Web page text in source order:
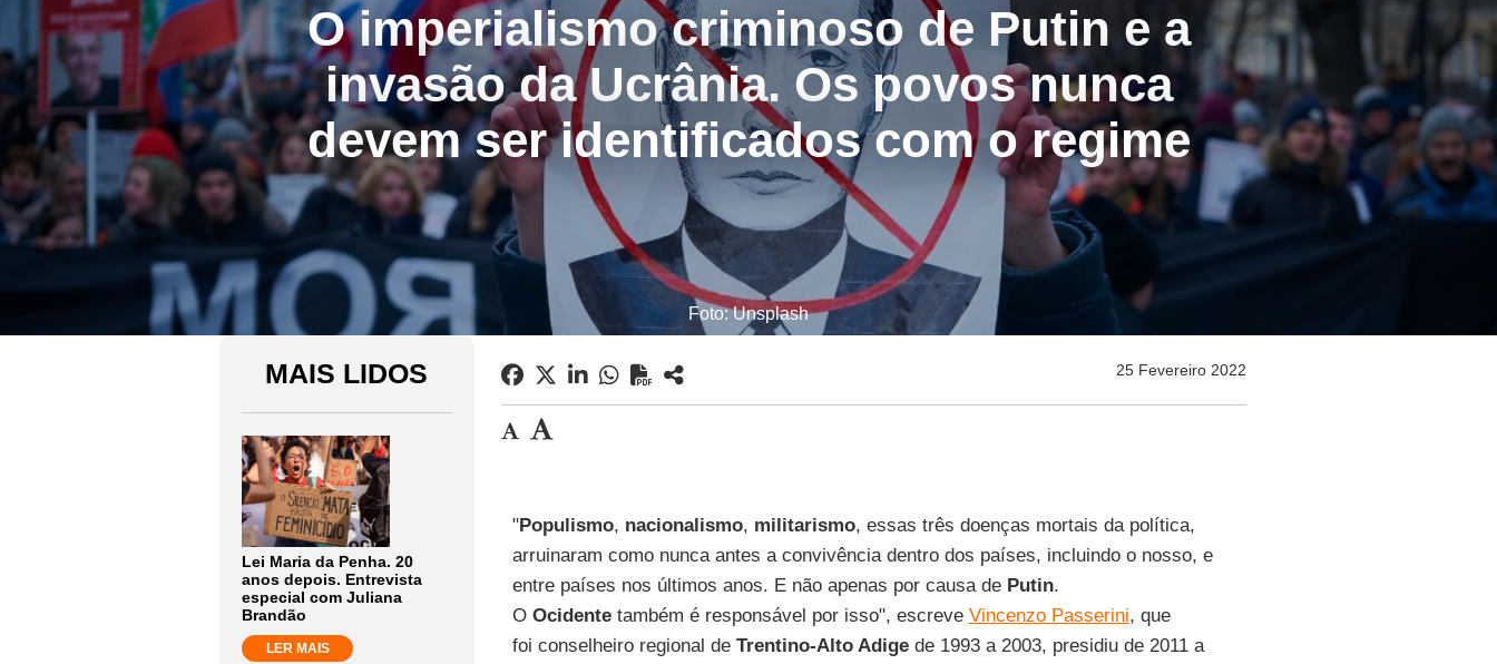
O imperialismo criminoso de Putin e a
invasão da Ucrânia. Os povos nunca
devem ser identificados com o regime
Foto: Unsplash
MAIS LIDOS
Lei Maria da Penha. 20
anos depois. Entrevista
especial com Juliana
Brandão
LER MAIS
25 Fevereiro 2022
"Populismo, nacionalismo, militarismo, essas três doenças mortais da política,
arruinaram como nunca antes a convivência dentro dos países, incluindo o nosso, e
entre países nos últimos anos. E não apenas por causa de Putin.
O Ocidentetambém é responsável por isso", escreve Vincenzo Passerini, que
foi conselheiro regional de Trentino-Alto Adigede 1993 a 2003, presidiu de 2011 a